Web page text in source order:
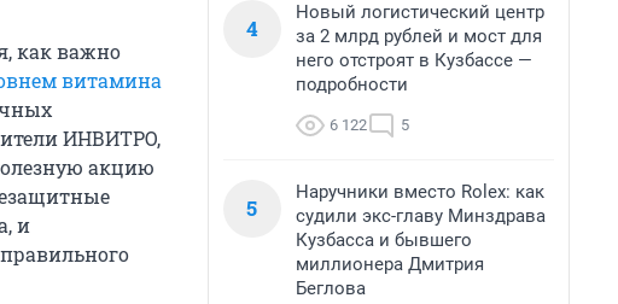
как важно
витамина
ИНВИТРО,
акцию
и
4
Новый логистический центр
за 2 млрд рублей и мост для
него отстроят в Кузбассе —
подробности
6 122 5
5
Наручники вместо Rolex: как
судили экс-главу Минздрава
Кузбасса и бывшего
миллионера Дмитрия
Беглова